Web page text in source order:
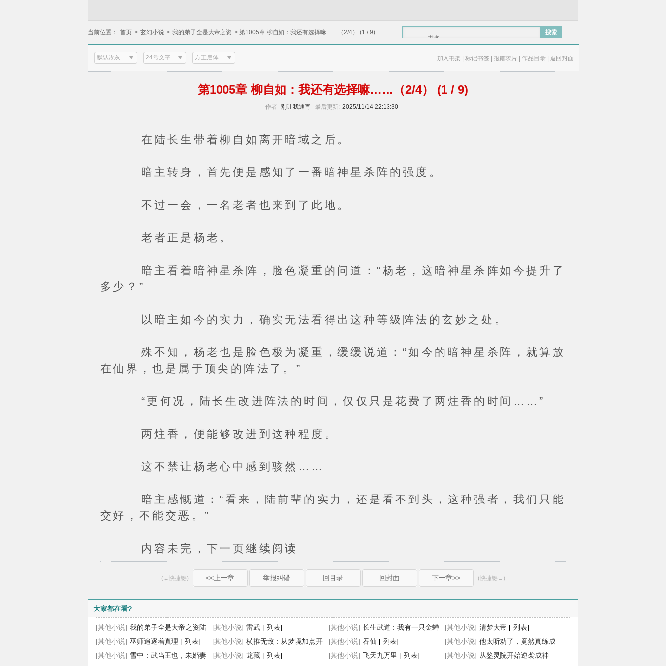
当前位置： 首页 > 玄幻小说 > 我的弟子全是大帝之资 > 第1005章 柳自如：我还有选择嘛……（2/4） (1 / 9)
书名
搜索
默认冷灰 24号文字 方正启体 加入书架 标记书签 报错求片 作品目录 返回封面
第1005章 柳自如：我还有选择嘛……（2/4） (1 / 9)
作者: 别让我通宵 最后更新: 2025/11/14 22:13:30
在陆长生带着柳自如离开暗域之后。
暗主转身，首先便是感知了一番暗神星杀阵的强度。
不过一会，一名老者也来到了此地。
老者正是杨老。
暗主看着暗神星杀阵，脸色凝重的问道：“杨老，这暗神星杀阵如今提升了
多少？”
以暗主如今的实力，确实无法看得出这种等级阵法的玄妙之处。
殊不知，杨老也是脸色极为凝重，缓缓说道：“如今的暗神星杀阵，就算放
在仙界，也是属于顶尖的阵法了。”
“更何况，陆长生改进阵法的时间，仅仅只是花费了两炷香的时间……”
两炷香，便能够改进到这种程度。
这不禁让杨老心中感到骇然……
暗主感慨道：“看来，陆前辈的实力，还是看不到头，这种强者，我们只能
交好，不能交恶。”
内容未完，下一页继续阅读
(←快捷键) <<上一章 举报纠错 回目录 回封面 下一章>> (快捷键→)
大家都在看?
[其他小说] 我的弟子全是大帝之资陆
长生叶秋白[ 列表]
[其他小说] 雷武 [ 列表] [其他小说] 长生武道：我有一只金蝉
分身[ 列表 ]
[其他小说] 清梦大帝 [ 列表]
[其他小说] 巫师追逐着真理 [ 列表] [其他小说] 横推无敌：从梦境加点开
始[ 列表]
[其他小说] 吞仙 [ 列表] [其他小说] 他太听劝了，竟然真练成
了超凡[ 列表]
[其他小说] 雪中：武当王也，未婚妻
[其他小说] 龙藏 [ 列表] [其他小说] 飞天九万里 [ 列表] [其他小说] 从鉴灵院开始逆袭成神